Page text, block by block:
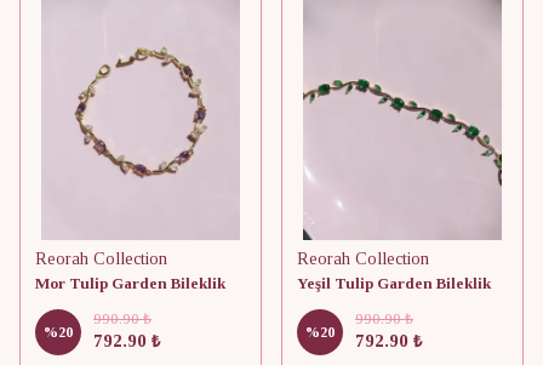
Reorah Collection
Mor Tulip Garden Bileklik
%20
990.90 ₺
792.90 ₺
Reorah Collection
Yeşil Tulip Garden Bileklik
%20
990.90 ₺
792.90 ₺